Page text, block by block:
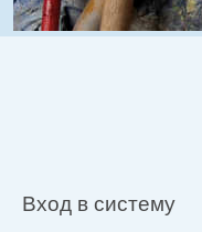
Вход в систему